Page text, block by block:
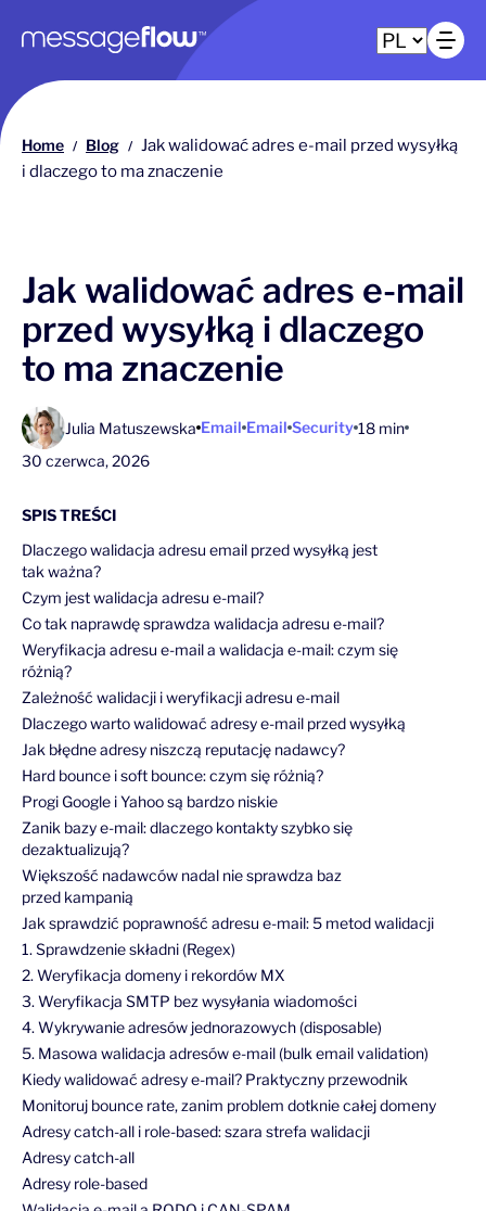
Główna nawigacja
Home / Blog / Jak walidować adres e-mail przed wysyłką
i dlaczego to ma znaczenie
Jak walidować adres e-mail
przed wysyłką i dlaczego
to ma znaczenie
Julia Matuszewska Email Email Security 18 min
30 czerwca, 2026
SPIS TREŚCI
Dlaczego walidacja adresu email przed wysyłką jest
tak ważna?
Czym jest walidacja adresu e-mail?
Co tak naprawdę sprawdza walidacja adresu e-mail?
Weryfikacja adresu e-mail a walidacja e-mail: czym się
różnią?
Zależność walidacji i weryfikacji adresu e-mail
Dlaczego warto walidować adresy e-mail przed wysyłką
Jak błędne adresy niszczą reputację nadawcy?
Hard bounce i soft bounce: czym się różnią?
Progi Google i Yahoo są bardzo niskie
Zanik bazy e-mail: dlaczego kontakty szybko się
dezaktualizują?
Większość nadawców nadal nie sprawdza baz
przed kampanią
Jak sprawdzić poprawność adresu e-mail: 5 metod walidacji
1. Sprawdzenie składni (Regex)
2. Weryfikacja domeny i rekordów MX
3. Weryfikacja SMTP bez wysyłania wiadomości
4. Wykrywanie adresów jednorazowych (disposable)
5. Masowa walidacja adresów e-mail (bulk email validation)
Kiedy walidować adresy e-mail? Praktyczny przewodnik
Monitoruj bounce rate, zanim problem dotknie całej domeny
Adresy catch-all i role-based: szara strefa walidacji
Adresy catch-all
Adresy role-based